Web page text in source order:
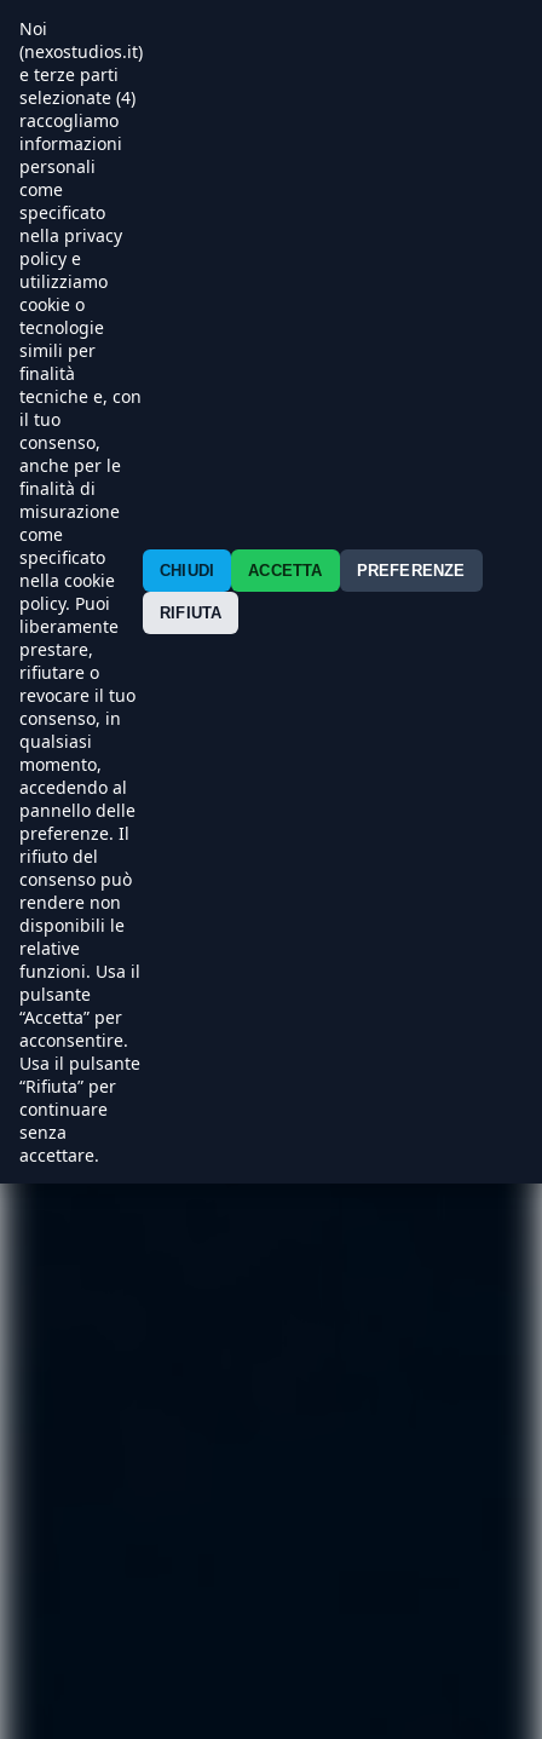
Contatti
Noi
(nexostudios.it)
e terze parti
selezionate (4)
raccogliamo
informazioni
personali
come
specificato
nella privacy
policy e
utilizziamo
cookie o
tecnologie
simili per
finalità
tecniche e, con
il tuo
consenso,
anche per le
finalità di
misurazione
come
specificato
nella cookie
policy. Puoi
liberamente
prestare,
rifiutare o
revocare il tuo
consenso, in
qualsiasi
momento,
accedendo al
pannello delle
preferenze. Il
rifiuto del
consenso può
rendere non
disponibili le
relative
funzioni. Usa il
pulsante
“Accetta” per
acconsentire.
Usa il pulsante
“Rifiuta” per
continuare
senza
accettare.
CHIUDI ACCETTA PREFERENZE
RIFIUTA